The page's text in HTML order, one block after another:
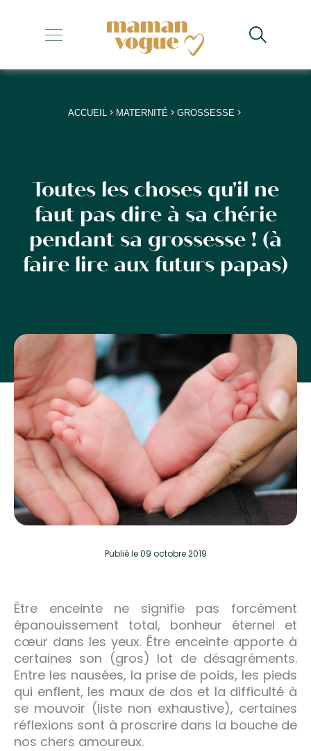
+
+
+
+
ACCUEIL> MATERNITÉ> GROSSESSE>
Toutes les choses qu'il ne
faut pas dire à sa chérie
pendant sa grossesse ! (à
faire lire aux futurs papas)
Publiéle 09 octobre 2019
Être enceinte ne signifie pas forcément
épanouissement total, bonheur éternel et
cœur dans les yeux. Être enceinte apporte à
certaines son (gros) lot de désagréments.
Entre les nausées, la prise de poids, les pieds
qui enflent, les maux de dos et la difficulté à
se mouvoir (liste non exhaustive), certaines
réflexions sont à proscrire dans la bouche de
nos chers amoureux.